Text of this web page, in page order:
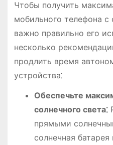
Чтобы получить
мобильного телефона с
важно правильно его
несколько
продлить время
устройства⁚
Обеспечьте
солнечного света⁚
прямыми
солнечная